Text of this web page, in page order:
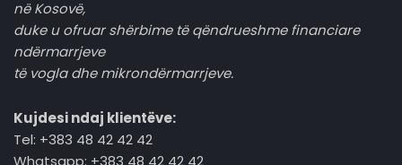
në Kosovë,
duke u ofruar shërbime të qëndrueshme financiare
ndërmarrjeve
të vogla dhe mikrondërmarrjeve.
Kujdesi ndaj klientëve:
Tel: +383 48 42 42 42
Whatsapp: +383 48 42 42 42